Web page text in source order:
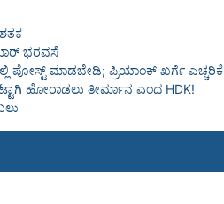
ಭರವಸೆ
ಪೋಸ್ಟ್ ಮಾಡಬೇಡಿ; ಪ್ರಿಯಾಂಕ್ ಖರ್ಗೆ ಎಚ್ಚರಿಕೆ
ಹೋರಾಡಲು ತೀರ್ಮಾನ ಎಂದ HDK!